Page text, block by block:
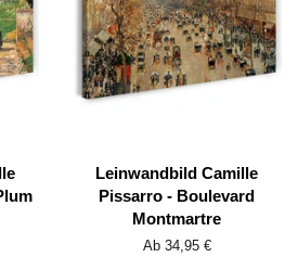
Leinwandbild Camille
Pissarro - Boulevard
Montmartre
Ab 34,95 €